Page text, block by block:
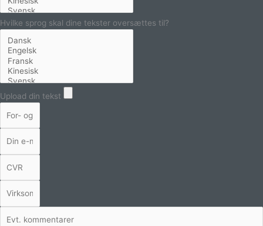
Hvilke sprog skal dine tekster oversættes til?
Upload din tekst